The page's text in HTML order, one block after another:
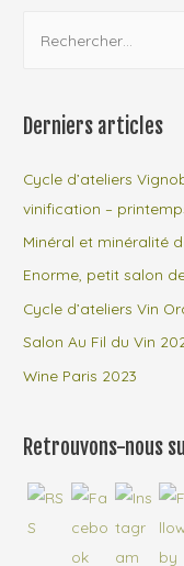
Derniers articles
Cycle d’ateliers
vinification –
Minéral et minéralité
Enorme, petit salon
Cycle d’ateliers Vin
Salon Au Fil du Vin
Wine Paris 2023
Retrouvons-nous